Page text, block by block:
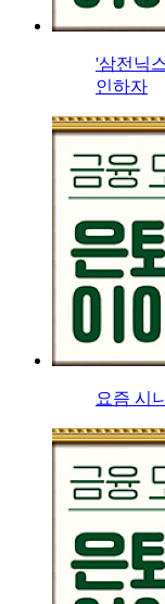
'삼전닉
인하자
요즘 시